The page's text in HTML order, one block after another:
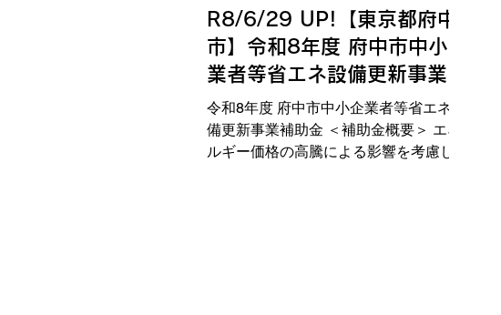
R8/6/29 UP!【東京都府中
市】令和8年度 府中市中小企
業者等省エネ設備更新事業補
助金
令和8年度 府中市中小企業者等省エネ設
備更新事業補助金 ＜補助金概要＞ エネ
ルギー価格の高騰による影響を考慮し、